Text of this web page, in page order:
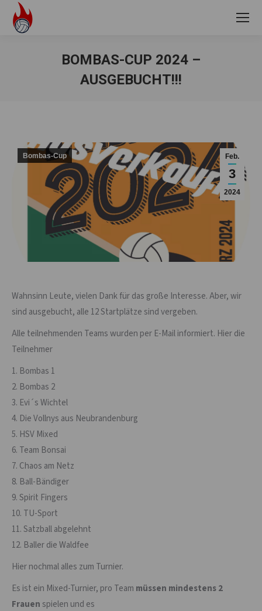
BOMBAS-CUP 2024 –
AUSGEBUCHT!!!
Feb.
3
2024
Bombas-Cup
Wahnsinn Leute, vielen Dank für das große Interesse. Aber, wir
sind ausgebucht, alle 12 Startplätze sind vergeben.
Alle teilnehmenden Teams wurden per E-Mail informiert. Hier die
Teilnehmer
1. Bombas 1
2. Bombas 2
3. Evi´s Wichtel
4. Die Vollnys aus Neubrandenburg
5. HSV Mixed
6. Team Bonsai
7. Chaos am Netz
8. Ball-Bändiger
9. Spirit Fingers
10. TU-Sport
11. Satzball abgelehnt
12. Baller die Waldfee
Hier nochmal alles zum Turnier.
Es ist ein Mixed-Turnier, pro Team müssen mindestens 2
Frauenspielen und es